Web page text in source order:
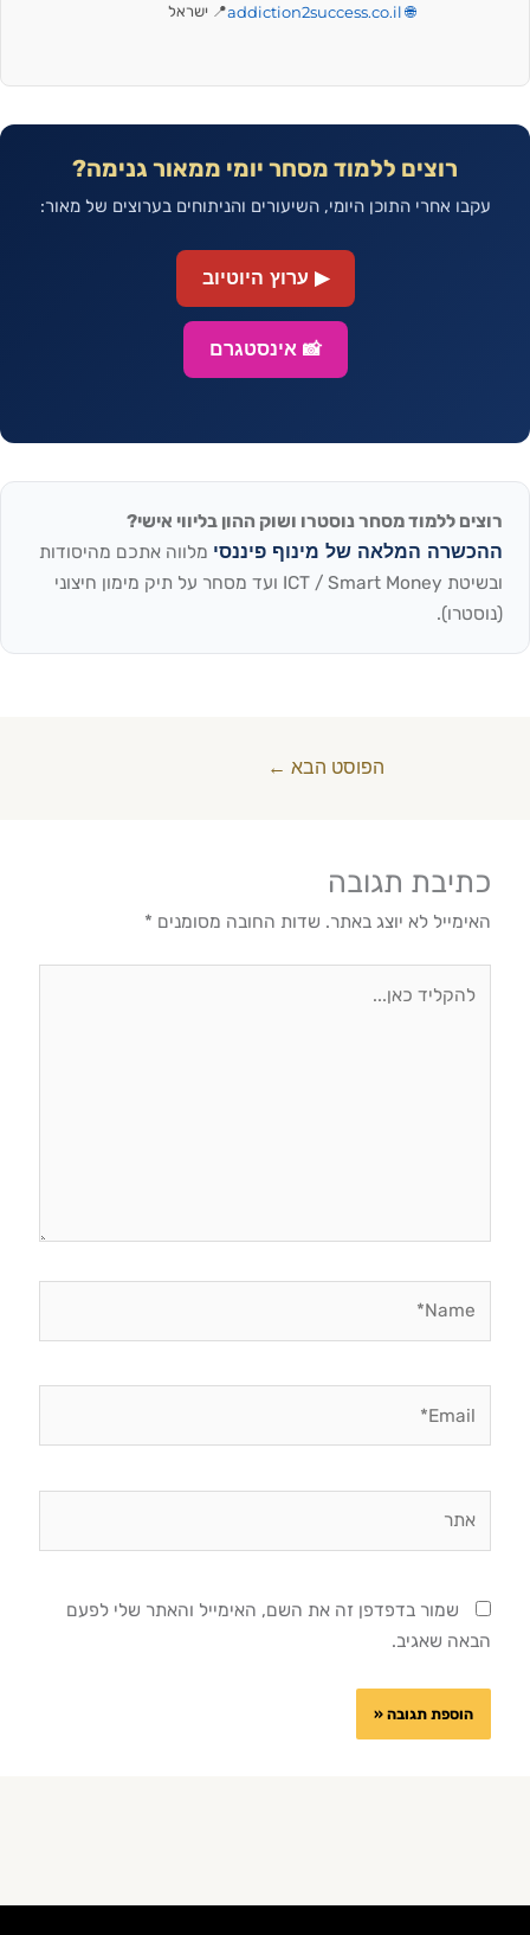
🌐 addiction2success.co.il 📍 ישראל
רוצים ללמוד מסחר יומי ממאור גנימה?
עקבו אחרי התוכן היומי, השיעורים והניתוחים בערוצים של מאור:
▶ ערוץ היוטיוב
📸 אינסטגרם
רוצים ללמוד מסחר נוסטרו ושוק ההון בליווי אישי?
ההכשרה המלאה של מינוף פיננסי מלווה אתכם מהיסודות
ובשיטת ICT / Smart Money ועד מסחר על תיק מימון חיצוני
(נוסטרו).
הפוסט הבא ←
כתיבת תגובה
האימייל לא יוצג באתר. שדות החובה מסומנים *
שמור בדפדפן זה את השם, האימייל והאתר שלי לפעם
הבאה שאגיב.